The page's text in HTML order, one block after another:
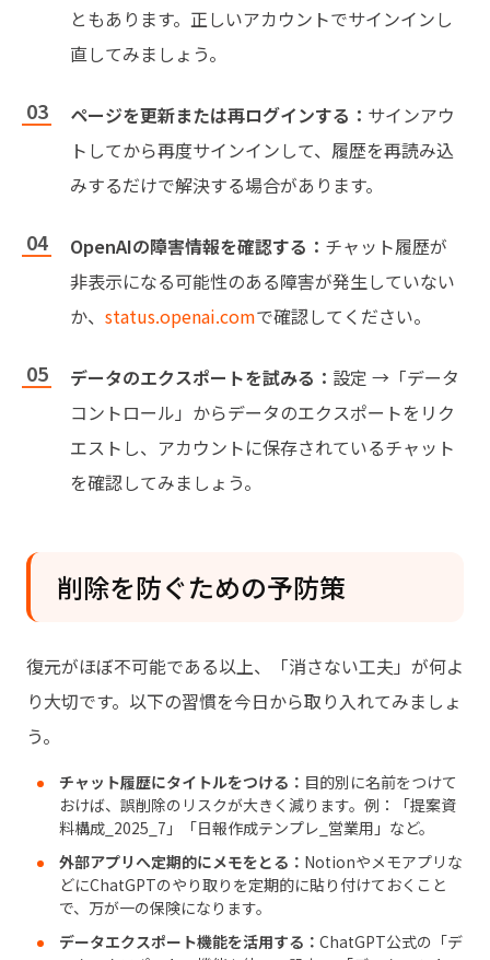
ともあります。正しいアカウントでサインインし
直してみましょう。
ページを更新または再ログインする： サインアウ
トしてから再度サインインして、履歴を再読み込
みするだけで解決する場合があります。
OpenAIの障害情報を確認する： チャット履歴が
非表示になる可能性のある障害が発生していない
か、 status.openai.comで確認してください。
データのエクスポートを試みる： 設定 →「データ
コントロール」からデータのエクスポートをリク
エストし、アカウントに保存されているチャット
を確認してみましょう。
削除を防ぐための予防策
復元がほぼ不可能である以上、「消さない工夫」が何よ
り大切です。以下の習慣を今日から取り入れてみましょ
う。
チャット履歴にタイトルをつける： 目的別に名前をつけて
おけば、誤削除のリスクが大きく減ります。例：「提案資
料構成_2025_7」「日報作成テンプレ_営業用」など。
外部アプリへ定期的にメモをとる： Notionやメモアプリな
どにChatGPTのやり取りを定期的に貼り付けておくこと
で、万が一の保険になります。
データエクスポート機能を活用する： ChatGPT公式の「デ